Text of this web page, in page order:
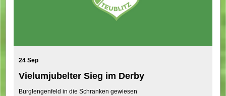
24 Sep
Vielumjubelter Sieg im Derby
Burglengenfeld in die Schranken gewiesen